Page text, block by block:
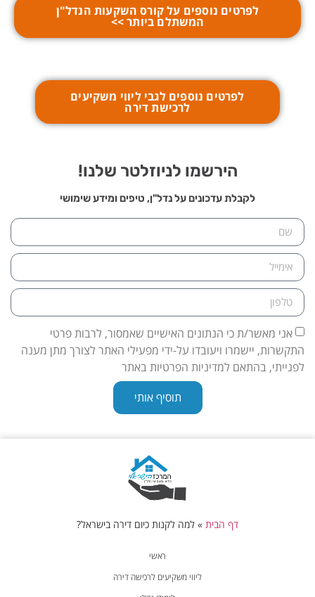
לפרטים נוספים על קורס השקעות הנדל"ן
המשתלם ביותר >>
לפרטים נוספים לגבי ליווי משקיעים
לרכישת דירה
הירשמו לניוזלטר שלנו!
לקבלת עדכונים על נדל"ן, טיפים ומידע שימושי
אני מאשר/ת כי הנתונים האישיים שאמסור, לרבות פרטי
התקשרות, יישמרו ויעובדו על-ידי מפעילי האתר לצורך מתן מענה
לפנייתי, בהתאם למדיניות הפרטיות באתר
תוסיף אותי
ראשי
ליווי משקיעים לרכישה דירה
דף הבית » למה לקנות כיום דירה בישראל?